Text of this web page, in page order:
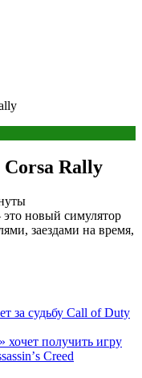
Corsa Rally
новый симулятор
заездами на время,
за судьбу Call of Duty
получить игру
Creed